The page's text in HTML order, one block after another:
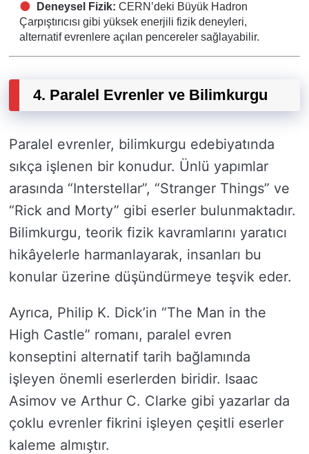
Deneysel Fizik: CERN’deki Büyük Hadron
Çarpıştırıcısı gibi yüksek enerjili fizik deneyleri,
alternatif evrenlere açılan pencereler sağlayabilir.
4. Paralel Evrenler ve Bilimkurgu
Paralel evrenler, bilimkurgu edebiyatında
sıkça işlenen bir konudur. Ünlü yapımlar
arasında “Interstellar”, “Stranger Things” ve
“Rick and Morty” gibi eserler bulunmaktadır.
Bilimkurgu, teorik fizik kavramlarını yaratıcı
hikâyelerle harmanlayarak, insanları bu
konular üzerine düşündürmeye teşvik eder.
Ayrıca, Philip K. Dick’in “The Man in the
High Castle” romanı, paralel evren
konseptini alternatif tarih bağlamında
işleyen önemli eserlerden biridir. Isaac
Asimov ve Arthur C. Clarke gibi yazarlar da
çoklu evrenler fikrini işleyen çeşitli eserler
kaleme almıştır.